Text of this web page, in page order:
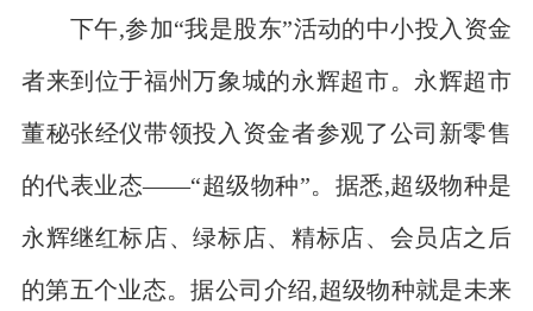
下午,参加“我是股东”活动的中小投入资金
者来到位于福州万象城的永辉超市。永辉超市
董秘张经仪带领投入资金者参观了公司新零售
的代表业态――“超级物种”。据悉,超级物种是
永辉继红标店、绿标店、精标店、会员店之后
的第五个业态。据公司介绍,超级物种就是未来